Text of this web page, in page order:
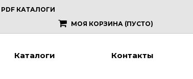
PDF КАТАЛОГИ
МОЯ КОРЗИНА (ПУСТО)
Каталоги Контакты